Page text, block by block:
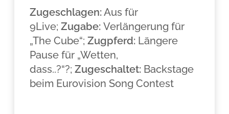
Zugeschlagen: Aus für
9Live;Zugabe:Verlängerung für
„The Cube“;Zugpferd: Längere
Pause für „Wetten,
dass..?“?;Zugeschaltet: Backstage
beim Eurovision Song Contest